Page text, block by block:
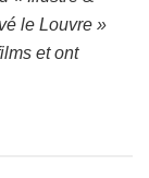
le Louvre »
et ont